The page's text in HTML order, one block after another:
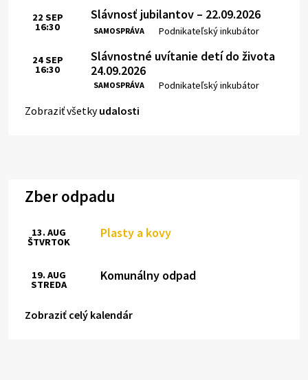
Slávnosť jubilantov – 22.09.2026
SAMOSPRÁVA Miesto:
Podnikateľský inkubátor
Čas:
22 SEP
16:30
Slávnostné uvítanie detí do života
24.09.2026
SAMOSPRÁVA Miesto:
Podnikateľský inkubátor
Čas:
24SEP
16:30
Zobraziť všetkyudalosti
Zber odpadu
Plasty a kovy
13. AUG
ŠTVRTOK
Komunálny odpad
19. AUG
STREDA
Zobraziť celý kalendár